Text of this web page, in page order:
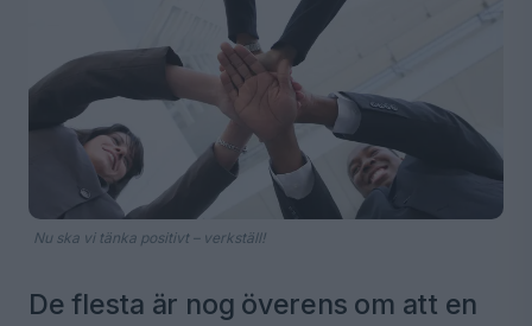
Nu ska vi tänka positivt – verkställ!
De flesta är nog överens om att en